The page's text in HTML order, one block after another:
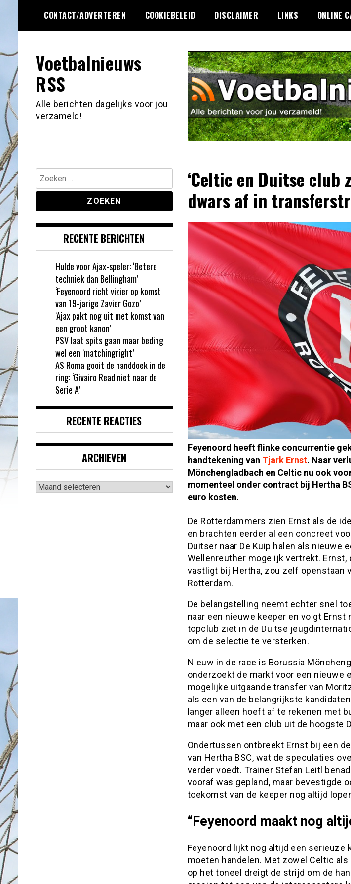
de
CONTACT/ADVERTEREN COOKIEBELEID DISCLAIMER LINKS ONLINE
Voetbalnieuws
RSS
Alle berichten dagelijks voor jou
verzameld!
‘Celtic en Duitse club
dwars af in
Feyenoord heeft flinke concurrentie
handtekening van Tjark Ernst. Naar
Mönchengladbach en Celtic nu ook
momenteel onder contract bij Hertha
euro kosten.
De Rotterdammers zien Ernst als de
en brachten eerder al een concreet
Duitser naar De Kuip halen als nieuwe
Wellenreuther mogelijk vertrekt. Ernst,
vastligt bij Hertha, zou zelf openstaan
Rotterdam.
De belangstelling neemt echter snel
naar een nieuwe keeper en volgt Ernst
topclub ziet in de Duitse
om de selectie te versterken.
Nieuw in de race is Borussia
onderzoekt de markt voor een nieuwe
mogelijke uitgaande transfer van
als een van de belangrijkste
langer alleen hoeft af te rekenen met
maar ook met een club uit de hoogste
Ondertussen ontbreekt Ernst bij een
van Hertha BSC, wat de speculaties
verder voedt. Trainer Stefan Leitl
vooraf was gepland, maar bevestigde
toekomst van de keeper nog altijd
“Feyenoord maakt nog
Feyenoord lijkt nog altijd een serieuze
moeten handelen. Met zowel Celtic
op het toneel dreigt de strijd om de
Zoeken
naar:
RECENTE BERICHTEN
Hulde voor Ajax-speler: ‘Betere
techniek dan Bellingham’
‘Feyenoord richt vizier op komst
van 19-jarige Zavier Gozo’
‘Ajax pakt nog uit met komst van
een groot kanon’
PSV laat spits gaan maar beding
wel een ‘matchingright’
AS Roma gooit de handdoek in de
ring: ‘Givairo Read niet naar de
Serie A’
RECENTE REACTIES
ARCHIEVEN
Archieven